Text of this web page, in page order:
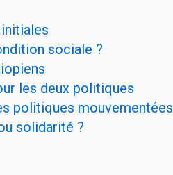
sociale ?
les deux politiques
politiques mouvementées
solidarité ?